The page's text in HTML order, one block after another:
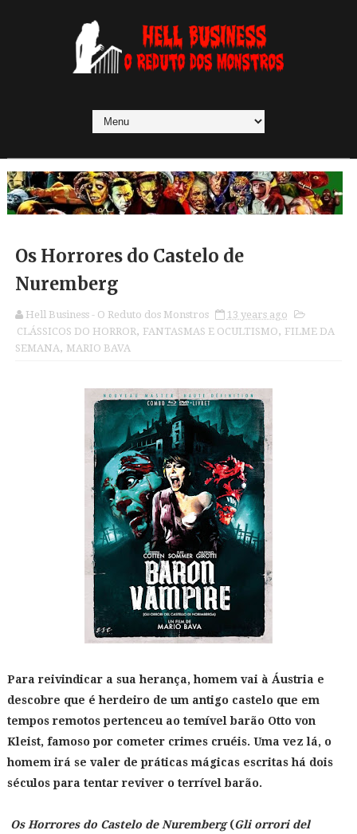
Os Horrores do Castelo de
Nuremberg
Hell Business - O Reduto dos Monstros
13 years ago
CLÁSSICOS DO HORROR, FANTASMAS E OCULTISMO, FILME DA
SEMANA, MARIO BAVA
Para reivindicar a sua herança, homem vai à Áustria e
descobre que é herdeiro de um antigo castelo que em
tempos remotos pertenceu ao temível barão Otto von
Kleist, famoso por cometer crimes cruéis. Uma vez lá, o
homem irá se valer de práticas mágicas escritas há dois
séculos para tentar reviver o terrível barão.
Os Horrores do Castelo de Nuremberg(Gli orrori del